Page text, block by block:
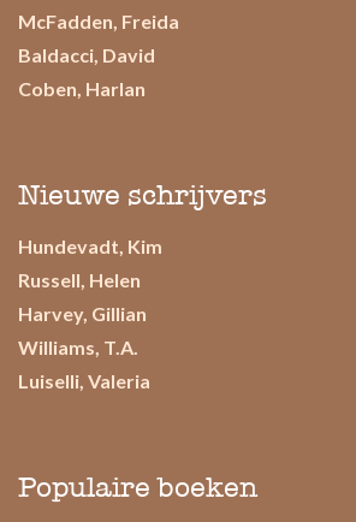
McFadden, Freida
Baldacci, David
Coben, Harlan
Nieuwe schrijvers
Hundevadt, Kim
Russell, Helen
Harvey, Gillian
Williams, T.A.
Luiselli, Valeria
Populaire boeken